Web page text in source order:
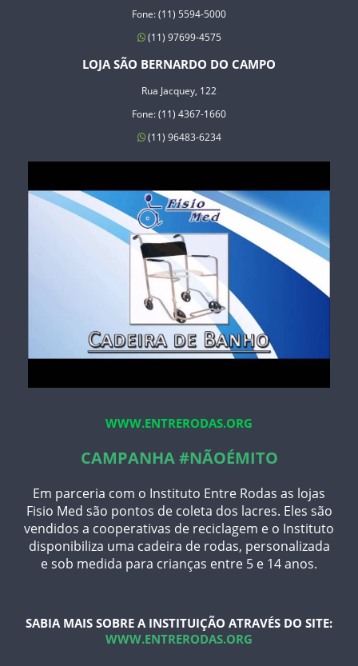
Fone: (11) 5594-5000
(11) 97699-4575
LOJA SÃO BERNARDO DO CAMPO
Rua Jacquey, 122
Fone: (11) 4367-1660
(11) 96483-6234
WWW.ENTRERODAS.ORG
CAMPANHA #NÃOÉMITO
Em parceria com o Instituto Entre Rodas as lojas
Fisio Med são pontos de coleta dos lacres. Eles são
vendidos a cooperativas de reciclagem e o Instituto
disponibiliza uma cadeira de rodas, personalizada
e sob medida para crianças entre 5 e 14 anos.
SABIA MAIS SOBRE A INSTITUIÇÃO ATRAVÉS DO SITE:
WWW.ENTRERODAS.ORG